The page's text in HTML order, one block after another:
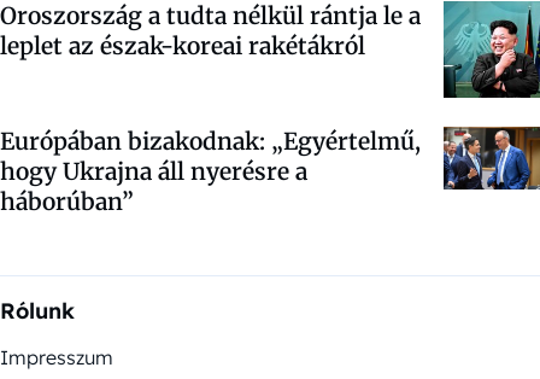
Oroszország a tudta nélkül rántja le a
leplet az észak-koreai rakétákról
Európában bizakodnak: „Egyértelmű,
hogy Ukrajna áll nyerésre a
háborúban”
Rólunk
Impresszum